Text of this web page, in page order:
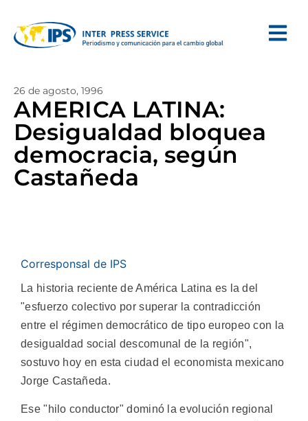
26 de agosto, 1996
AMERICA LATINA:
Desigualdad bloquea
democracia, según
Castañeda
Corresponsal de IPS
La historia reciente de América Latina es la del
"esfuerzo colectivo por superar la contradicción
entre el régimen democrático de tipo europeo con la
desigualdad social descomunal de la región",
sostuvo hoy en esta ciudad el economista mexicano
Jorge Castañeda.
Ese "hilo conductor" dominó la evolución regional